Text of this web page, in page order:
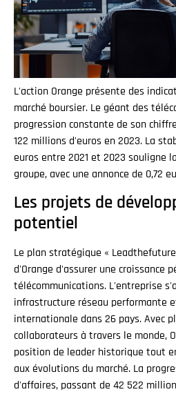
L'action Orange présente des
marché boursier. Le géant des
progression constante de son
122 millions d'euros en 2023. La
euros entre 2021 et 2023 souligne
groupe, avec une annonce de 0,72
Les projets de
potentiel
Le plan stratégique «
d'Orange d'assurer une croissance
télécommunications. L'entreprise
infrastructure réseau performante
internationale dans 26 pays. Avec
collaborateurs à travers le monde,
position de leader historique tout
aux évolutions du marché. La
d'affaires, passant de 42 522